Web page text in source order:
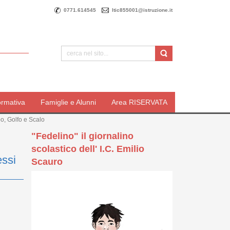
0771.614545 ltic855001@istruzione.it
Famiglie e Alunni Area RISERVATA
Golfo e Scalo
"Fedelino" il giornalino
scolastico dell' I.C. Emilio
Scauro